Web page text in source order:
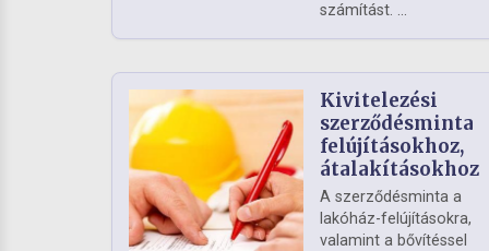
számítást. ...
Kivitelezési
szerződésminta
felújításokhoz,
átalakításokhoz
A szerződésminta a
lakóház-felújításokra,
valamint a bővítéssel